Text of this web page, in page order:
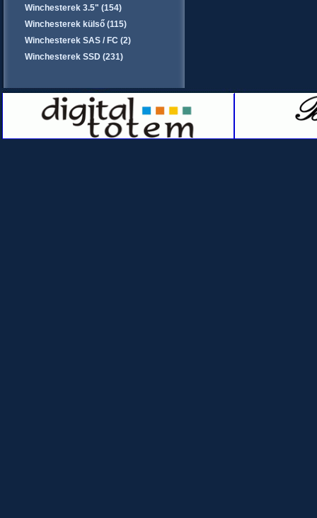
Winchesterek 3.5" (154)
Winchesterek külső (115)
Winchesterek SAS / FC (2)
Winchesterek SSD (231)